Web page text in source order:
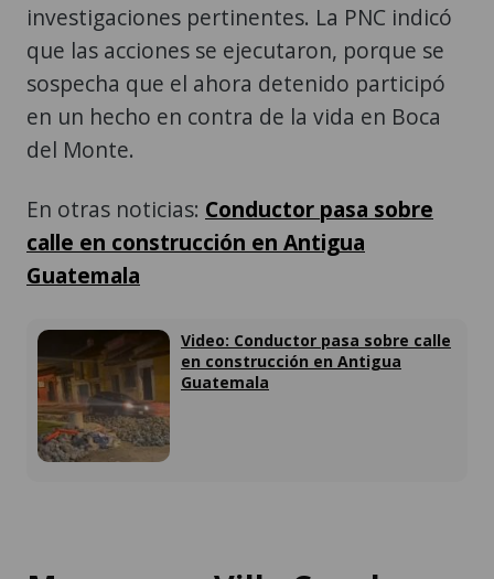
investigaciones pertinentes. La PNC indicó
que las acciones se ejecutaron, porque se
sospecha que el ahora detenido participó
en un hecho en contra de la vida en Boca
del Monte.
En otras noticias: Conductor pasa sobre
calle en construcción en Antigua
Guatemala
Video: Conductor pasa sobre calle
en construcción en Antigua
Guatemala